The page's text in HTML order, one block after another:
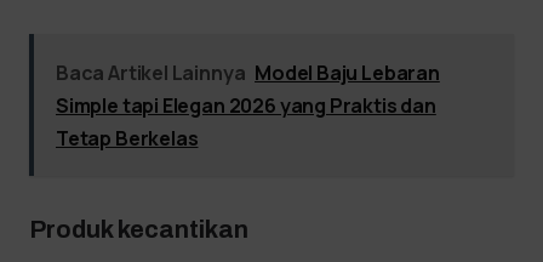
Baca Artikel Lainnya Model Baju Lebaran
Simple tapi Elegan 2026 yang Praktis dan
Tetap Berkelas
Produk kecantikan